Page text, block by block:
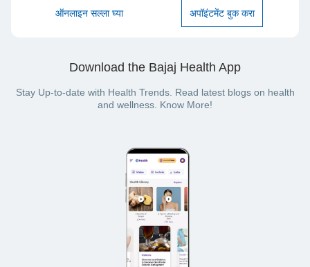
ऑनलाइन सल्ला घ्या अपॉइंटमेंट बुक करा
Download the Bajaj Health App
Stay Up-to-date with Health Trends. Read latest blogs on health
and wellness. Know More!